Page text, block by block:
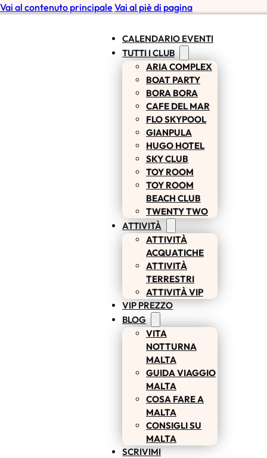
Vai al contenuto principale Vai al piè di pagina
CALENDARIO EVENTI
TUTTI I CLUB
ARIA COMPLEX
BOAT PARTY
BORA BORA
CAFE DEL MAR
FLO SKYPOOL
GIANPULA
HUGO HOTEL
SKY CLUB
TOY ROOM
TOY ROOM
BEACH CLUB
TWENTY TWO
ATTIVITÀ
ATTIVITÀ
ACQUATICHE
ATTIVITÀ
TERRESTRI
ATTIVITÀ VIP
VIP PREZZO
BLOG
VITA
NOTTURNA
MALTA
GUIDA VIAGGIO
MALTA
COSA FARE A
MALTA
CONSIGLI SU
MALTA
SCRIVIMI